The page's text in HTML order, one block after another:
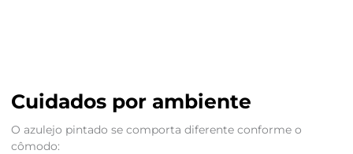
Cuidados por ambiente
O azulejo pintado se comporta diferente conforme o
cômodo: